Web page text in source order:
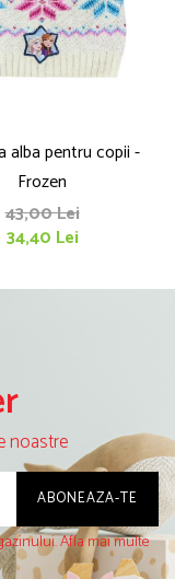
alba pentru copii -
Frozen
43,00 Lei
34,40 Lei
noastre
Afla mai multe